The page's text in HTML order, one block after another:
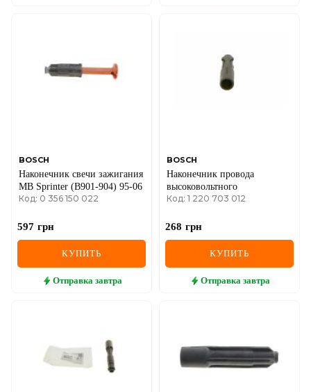
BOSCH
Наконечник свечи зажигания
MB Sprinter (B901-904) 95-06
Код: 0 356 150 022
597 грн
КУПИТЬ
Отправка завтра
BOSCH
Наконечник провода
высоковольтного
Код: 1 220 703 012
268 грн
КУПИТЬ
Отправка завтра